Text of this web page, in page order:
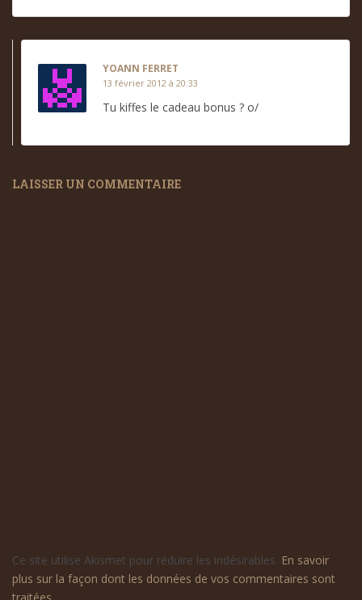
YOANN FERRET
13 février 2012 à 20:33
Tu kiffes le cadeau bonus ? o/
LAISSER UN COMMENTAIRE
Ce site utilise Akismet pour réduire les indésirables. En savoir
plus sur la façon dont les données de vos commentaires sont